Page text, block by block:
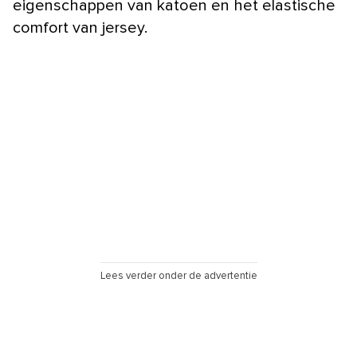
eigenschappen van katoen en het elastische
comfort van jersey.
Lees verder onder de advertentie